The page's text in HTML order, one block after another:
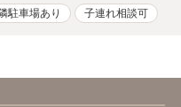
駐車場あり 子連れ相談可